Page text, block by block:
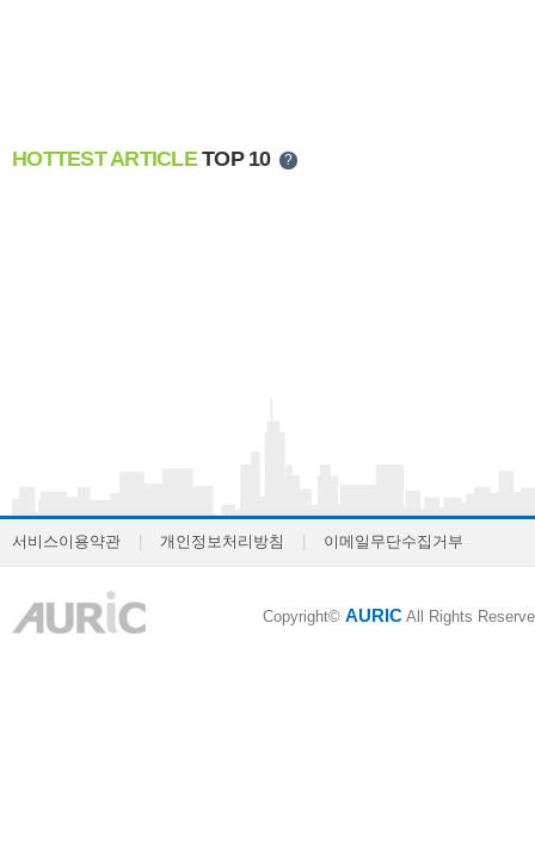
HOTTEST ARTICLETOP 10 ?
서비스이용약관 개인정보처리방침 이메일무단수집거부
Copyright© AURIC All Rights